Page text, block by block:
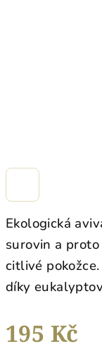
Ekologická
surovin a
citlivé
díky
195 Kč